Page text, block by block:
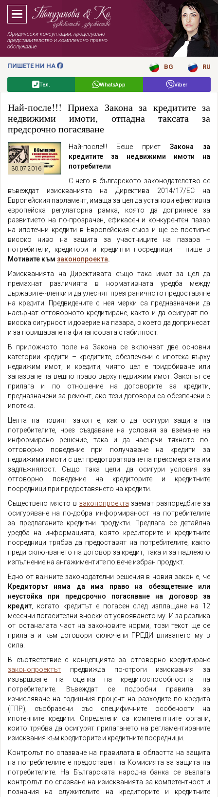
Юридически консултации, процесуално
представителство и комплексно правно
обслужване
ПИШЕТЕ НИ НА BG RU
Тел. WhatsApp Viber
Най-после!!! Приеха Закона за кредитите за
недвижими имоти, отпадна таксата за
предсрочно погасяване
30.07.2016
Най-после!!! Беше приет Закона за
кредитите за недвижими имоти на
потребители
С него в българското законодателство се
въвеждат изискванията на Директива 2014/17/ЕС на
Европейския парламент, имаща за цел да установи ефективна
европейска регулаторна рамка, която да допринесе за
развитието на по-прозрачен, ефикасен и конкурентен пазар
на ипотечни кредити в Европейския съюз и ще се постигне
високо ниво на защита за участниците на пазара –
потребители, кредитори и кредитни посредници – пише в
Мотивите към законопроекта.
Изискванията на Директивата също така имат за цел да
премахнат различията в нормативната уредба между
държавите-членки и да улеснят презграничното предоставяне
на кредити. Предвидените с нея мерки са предназначени да
насърчат отговорното кредитиране, както и да осигурят по-
висока сигурност и доверие на пазара, с което да допринесат
и за повишаване на финансовата стабилност.
В приложното поле на Закона се включват две основни
категории кредити – кредитите, обезпечени с ипотека върху
недвижим имот, и кредити, чиято цел е придобиване или
запазване на вещно право върху недвижим имот. Законът се
прилага и по отношение на договорите за кредити,
предназначени за ремонт, ако тези договори са обезпечени с
ипотека.
Целта на новият закон е, както да осигури защита на
потребителите, чрез създаване на условия за вземане на
информирано решение, така и да насърчи тяхното по-
отговорно поведение при получаване на кредити за
недвижими имоти с цел предотвратяване на прекомерната им
задлъжнялост. Също така цели да осигури условия за
отговорно поведение на кредиторите и кредитните
посредници при предоставянето на кредити.
Съществено място в законопроекта заемат разпоредбите за
осигуряване на по-добра информираност на потребителите
за предлаганите кредитни продукти. Предлага се детайлна
уредба на информацията, която кредиторите и кредитните
посредници трябва да предоставят на потребителите, както
преди сключването на договор за кредит, така и за надлежно
изпълнение на ангажиментите по вече избран продукт.
Едно от важните законодателни решения в новия закон е, че
Кредиторът няма да има право на обезщетение или
неустойка при предсрочно погасяване на договор за
кредит , когато кредитът е погасен след изплащане на 12
месечни погасителни вноски от усвояването му. И за разлика
от останалата част на законовите норми, този текст ще се
прилага и към договори сключени ПРЕДИ влизането му в
сила.
В съответствие с концепцията за отговорно кредитиране
законопроектът предвижда по-строги изисквания за
извършване на оценка на кредитоспособността на
потребителите. Въвеждат се подробни правила за
изчисляване на годишния процент на разходите по кредита
(ГПР), съобразени със специфичните особености на
ипотечните кредити. Определени са компетентните органи,
които трябва да осигурят прилагането на регламентираните
изисквания към кредиторите и кредитните посредници.
Контролът по спазване на правилата в областта на защита
на потребителите е предоставен на Комисията за защита на
потребителите. На Българската народна банка се възлага
контролът по спазване на изискванията за компетентност и
познания на служителите на кредиторите и кредитните